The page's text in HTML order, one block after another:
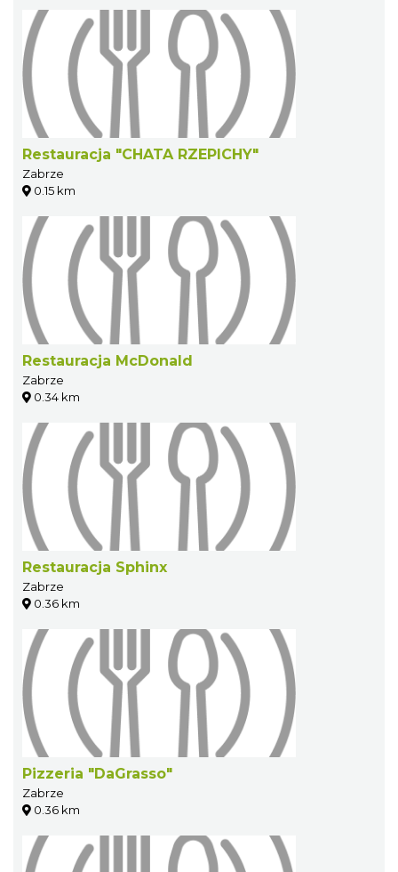
Restauracja "CHATA RZEPICHY"
Zabrze
0.15 km
Restauracja McDonald
Zabrze
0.34 km
Restauracja Sphinx
Zabrze
0.36 km
Pizzeria "DaGrasso"
Zabrze
0.36 km